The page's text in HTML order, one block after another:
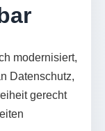
modernisiert,
Datenschutz,
gerecht